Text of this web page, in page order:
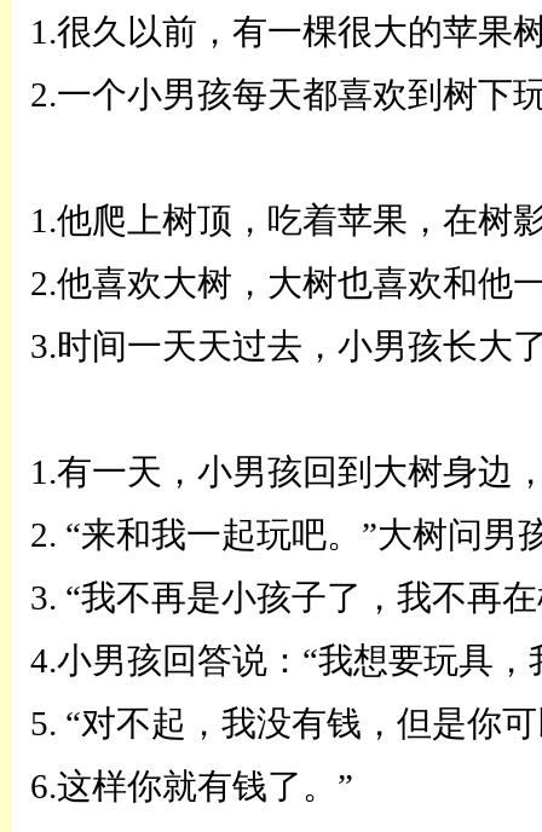
1.很久以前，有一棵很大的苹果
2.一个小男孩每天都喜欢到树下
1.他爬上树顶，吃着苹果，在树
2.他喜欢大树，大树也喜欢和他
3.时间一天天过去，小男孩长大
1.有一天，小男孩回到大树身边
2. “来和我一起玩吧。 ”大树问男
3. “我不再是小孩子了，我不再
4.小男孩回答说： “我想要玩具，
5. “对不起，我没有钱，但是你
6.这样你就有钱了。 ”